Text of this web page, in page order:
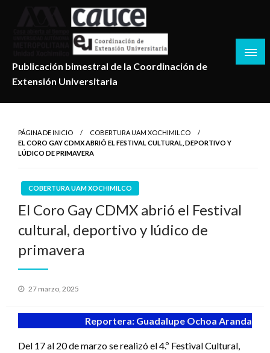
Publicación bimestral de la Coordinación de
Extensión Universitaria
PÁGINA DE INICIO
COBERTURA UAM XOCHIMILCO
EL CORO GAY CDMX ABRIÓ EL FESTIVAL CULTURAL, DEPORTIVO Y
LÚDICO DE PRIMAVERA
COBERTURA UAM XOCHIMILCO
El Coro Gay CDMX abrió el Festival
cultural, deportivo y lúdico de
primavera
Publicado
27 marzo, 2025
Reportera: Guadalupe Ochoa Aranda
Del 17 al 20 de marzo se realizó el 4.º Festival Cultural,